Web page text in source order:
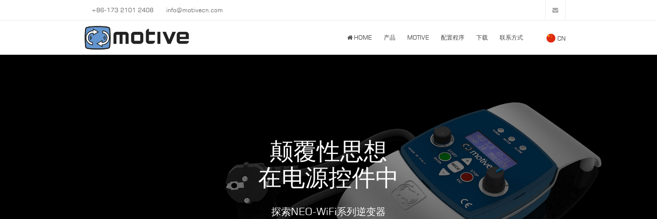
+86-173 2101 2408 info@motivecn.com
CN
HOME 产品 MOTIVE 配置程序 下载 联系方式
颠覆性思想
在电源控件中
探索NEO-WiFi系列逆变器